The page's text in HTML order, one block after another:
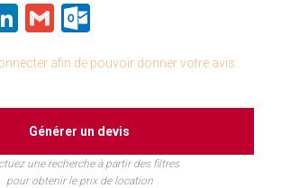
LinkedIn
Gmail
afin de pouvoir donner votre avis.
Générer un devis
une recherche à partir des filtres
pour obtenir le prix de location